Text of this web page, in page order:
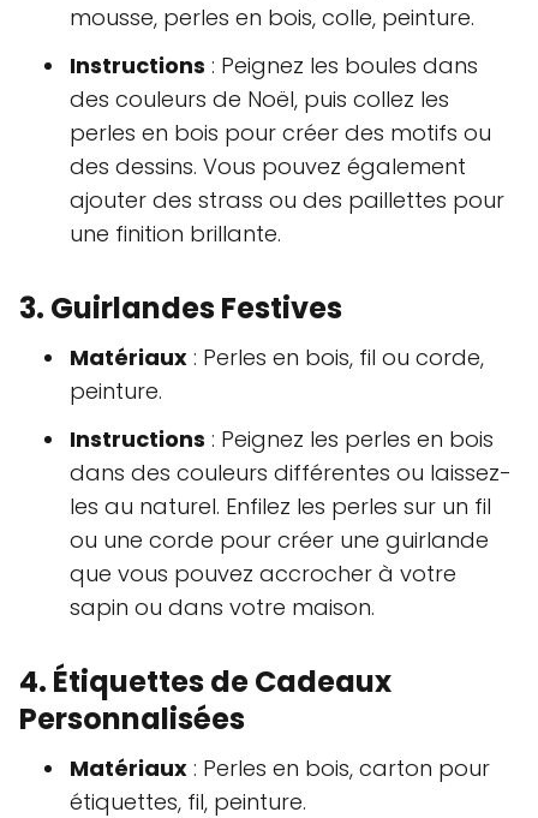
mousse, perles en bois, colle, peinture.
Instructions : Peignez les boules dans
des couleurs de Noël, puis collez les
perles en bois pour créer des motifs ou
des dessins. Vous pouvez également
ajouter des strass ou des paillettes pour
une finition brillante.
3. Guirlandes Festives
Matériaux : Perles en bois, fil ou corde,
peinture.
Instructions : Peignez les perles en bois
dans des couleurs différentes ou laissez-
les au naturel. Enfilez les perles sur un fil
ou une corde pour créer une guirlande
que vous pouvez accrocher à votre
sapin ou dans votre maison.
4. Étiquettes de Cadeaux
Personnalisées
Matériaux : Perles en bois, carton pour
étiquettes, fil, peinture.